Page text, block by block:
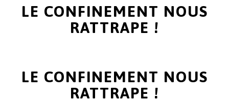
LE CONFINEMENT NOUS
RATTRAPE !
LE CONFINEMENT NOUS
RATTRAPE !